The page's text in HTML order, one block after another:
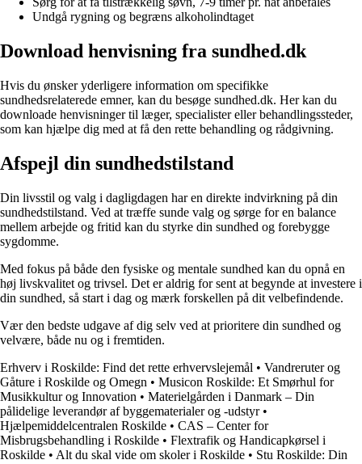
Undgå rygning og begræns alkoholindtaget
Download henvisning fra sundhed.dk
Hvis du ønsker yderligere information om specifikke
sundhedsrelaterede emner, kan du besøge sundhed.dk. Her kan du
downloade henvisninger til læger, specialister eller behandlingssteder,
som kan hjælpe dig med at få den rette behandling og rådgivning.
Afspejl din sundhedstilstand
Din livsstil og valg i dagligdagen har en direkte indvirkning på din
sundhedstilstand. Ved at træffe sunde valg og sørge for en balance
mellem arbejde og fritid kan du styrke din sundhed og forebygge
sygdomme.
Med fokus på både den fysiske og mentale sundhed kan du opnå en
høj livskvalitet og trivsel. Det er aldrig for sent at begynde at investere i
din sundhed, så start i dag og mærk forskellen på dit velbefindende.
Vær den bedste udgave af dig selv ved at prioritere din sundhed og
velvære, både nu og i fremtiden.
Erhverv i Roskilde: Find det rette erhvervslejemål • Vandreruter og
Gåture i Roskilde og Omegn • Musicon Roskilde: Et Smørhul for
Musikkultur og Innovation • Materielgården i Danmark – Din
pålidelige leverandør af byggematerialer og -udstyr•
Hjælpemiddelcentralen Roskilde • CAS – Center for
Misbrugsbehandling i Roskilde • Flextrafik og Handicapkørsel i
Roskilde • Alt du skal vide om skoler i Roskilde • Stu Roskilde: Din